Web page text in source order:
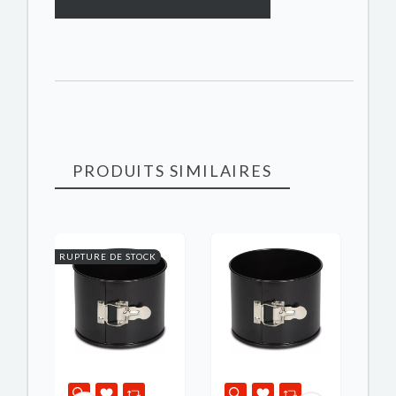
PRODUITS SIMILAIRES
RUPTURE DE STOCK